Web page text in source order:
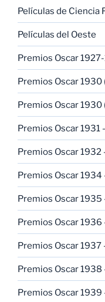
Películas de Ciencia
Películas del Oeste
Premios Oscar
Premios Oscar 1930
Premios Oscar 1930
Premios Oscar 1931
Premios Oscar 1932
Premios Oscar 1934
Premios Oscar 1935
Premios Oscar
Premios Oscar 1937
Premios Oscar 1938
Premios Oscar 1939